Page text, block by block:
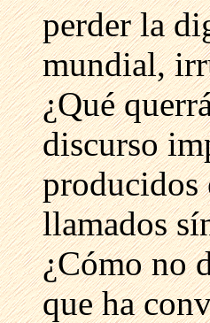
perder la
mundial,
¿Qué
discurso
producidos
llamados
¿Cómo no
que ha